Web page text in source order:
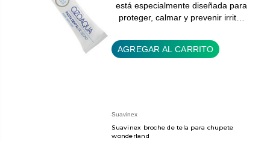
está especialmente diseñada para
proteger, calmar y prevenir irrit…
AGREGAR AL CARRITO
Suavinex
Suavinex broche de tela para chupete
wonderland